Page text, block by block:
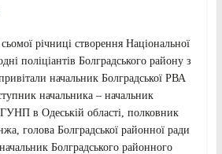
річниці створення Національної
поліціантів Болградського району з
начальник Болградської РВА
начальника – начальник
ГУНП в Одеській області, полковник
голова Болградської районної ради
Болградського районного